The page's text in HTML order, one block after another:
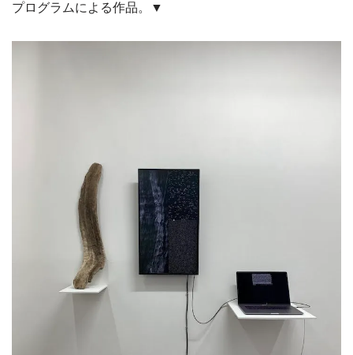
プログラムによる作品。▼